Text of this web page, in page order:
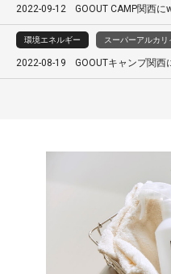
2022-09-12 GOOUT CAMP関西に
環境エネルギー スーパーアルカリ
2022-08-19 GOOUTキャンプ関西